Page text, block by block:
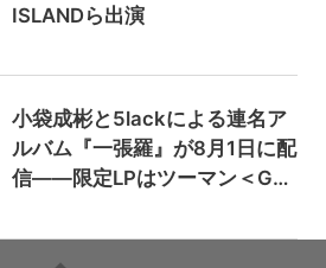
ISLANDら出演
小袋成彬と5lackによる連名ア
ルバム『一張羅』が8月1日に配
信——限定LPはツーマン＜Gai